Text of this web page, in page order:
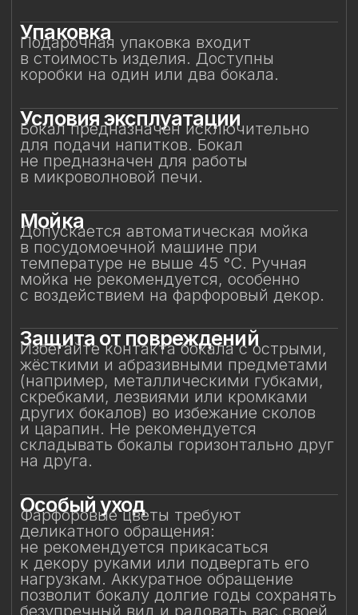
Защита от повреждений
Избегайте контакта бокала с острыми,
жёсткими и абразивными предметами
(например, металлическими губками,
скребками, лезвиями или кромками
других бокалов) во избежание сколов
складывать бокалы горизонтально друг
на друга.
Особый уход
Фарфоровые цветы требуют
деликатного обращения:
нагрузкам. Аккуратное обращение
позволит бокалу долгие годы сохранять
безупречный вид и радовать вас своей
красотой. Не предназначен для нагрева
в микроволновой печи.
Сертификация и
Изделие прошло все необходимые
испытания и имеет сертификаты
соответствия. Бокал безопасен для
контакта с пищевыми продуктами
и может использоваться по прямому
назначению.
Особое внимание к
фарфоровому элементу
Фарфоровый цветок — результат
ручной работы, требующий
исключительно деликатного
к фарфоровому элементу
и не подвергайте механическим
воздействиям. Бережное отношение
к изделию позволит на долгие годы
сохранить его красоту и изысканность,
позволяя белому вину раскрывать свой
характер мягко, светло и полно — как
оно того заслуживает.